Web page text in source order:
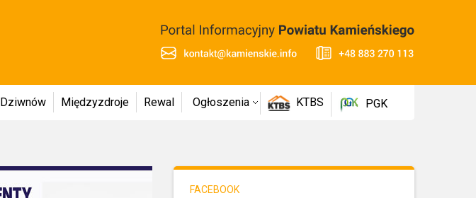
Dziwnów Międzyzdroje Rewal Ogłoszenia KTBS PGK
FACEBOOK